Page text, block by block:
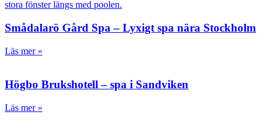
Smådalarö Gård Spa – Lyxigt spa nära Stockholm
Läs mer »
Högbo Brukshotell – spa i Sandviken
Läs mer »